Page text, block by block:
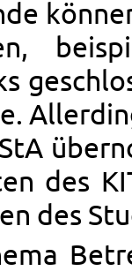
des
des